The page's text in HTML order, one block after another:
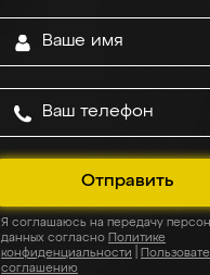
Отправить
Я соглашаюсь на передачу
данных согласно Политике
конфиденциальности
соглашению